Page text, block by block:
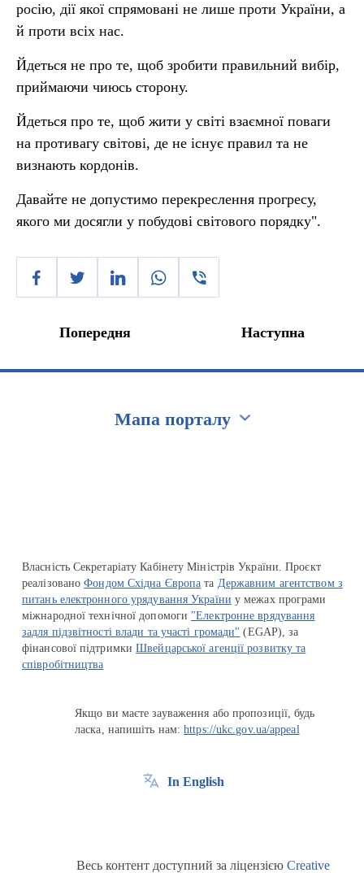
росію, дії якої спрямовані не лише проти України, а
й проти всіх нас.
Йдеться не про те, щоб зробити правильний вибір,
приймаючи чиюсь сторону.
Йдеться про те, щоб жити у світі взаємної поваги
на противагу світові, де не існує правил та не
визнають кордонів.
Давайте не допустимо перекреслення прогресу,
якого ми досягли у побудові світового порядку".
Попередня Наступна
Мапа порталу
Власність Секретаріату Кабінету Міністрів України. Проєкт
реалізованоФондом Східна Європа та Державним агентством з
питань електронного урядування України у межах програми
міжнародної технічної допомоги "Електронне врядування
задля підзвітності влади та участі громади" (EGAP), за
фінансової підтримкиШвейцарської агенції розвитку та
співробітництва
Якщо ви маєте зауваження або пропозиції, будь
ласка, напишіть нам:https://ukc.gov.ua/appeal
In English
Весь контент доступний за ліцензією Creative